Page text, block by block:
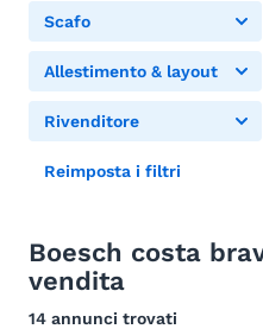
Scafo
Allestimento & layout
Rivenditore
Reimposta i filtri
Boesch costa
vendita
14 annunci trovati